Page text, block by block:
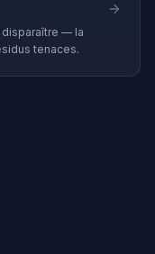
— la
tenaces.